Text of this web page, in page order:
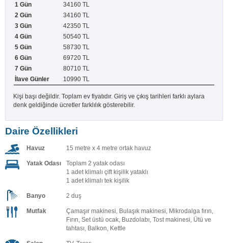
34160 TL
34160 TL
42350 TL
50540 TL
58730 TL
69720 TL
80710 TL
10990 TL
Kişi başı değildir. Toplam ev fiyatıdır. Giriş ve çıkış tarihleri farklı aylara
denk geldiğinde ücretler farklılık gösterebilir.
Daire Özellikleri
Havuz 15 metre x 4 metre ortak havuz
Yatak Odası
Toplam 2 yatak odası
1 adet klimalı çift kişilik yataklı
1 adet klimalı tek kişilik
Banyo 2 duş
Mutfak
Çamaşır makinesi, Bulaşık makinesi, Mikrodalga fırın,
Fırın, Set üstü ocak, Buzdolabı, Tost makinesi, Ütü ve
tahtası, Balkon, Kettle